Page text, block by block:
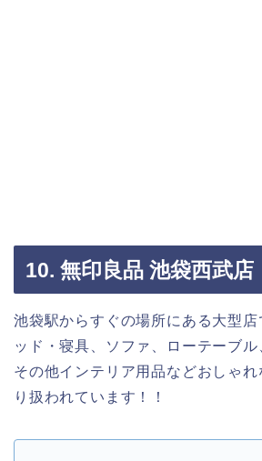
10. 無印良品 池袋西武店
池袋駅からすぐの場所にある大型
ッド・寝具、ソファ、ローテーブル
その他インテリア用品などおしゃれ
り扱われています！！